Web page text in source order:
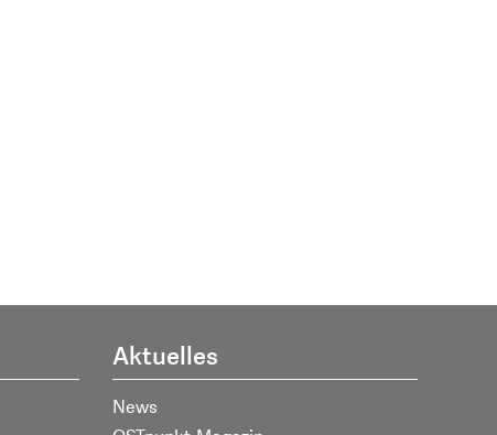
Aktuelles
News